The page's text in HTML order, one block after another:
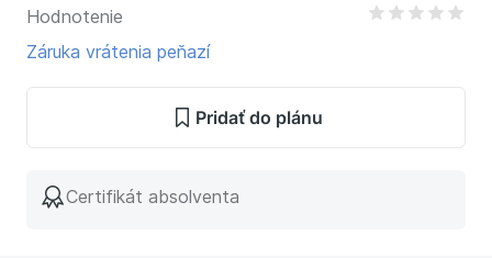
Hodnotenie
Záruka vrátenia peňazí
Pridať do plánu
Certifikát absolventa